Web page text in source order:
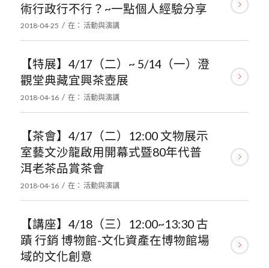
術行政行不行？~一點個人經驗分享
2018-04-25 / 在： 活動與演講
【特展】4/17（二）~ 5/14（一）澄
觀堂典藏宜興茶壺展
2018-04-16 / 在： 活動與演講
【茶會】4/17（二）12:00 文物展示
室藝文沙龍啟用開幕式暨80年代普
洱老茶品賞茶會
2018-04-16 / 在： 活動與演講
【講座】4/18（三）12:00~13:30 古
蹟 行銷 博物館-文化資產在博物館場
域的文化創意